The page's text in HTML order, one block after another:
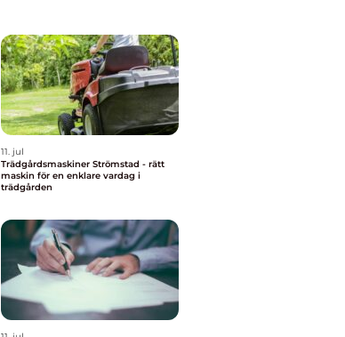
11. jul
Trädgårdsmaskiner Strömstad - rätt
maskin för en enklare vardag i
trädgården